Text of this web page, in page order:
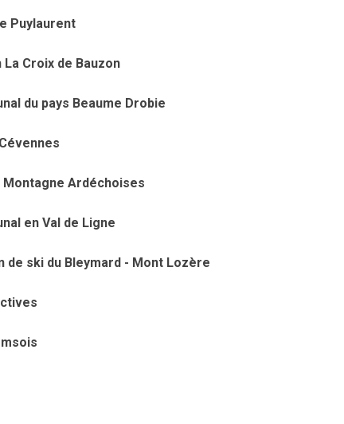
Puylaurent
Croix de Bauzon
du pays Beaume Drobie
Ardéchoises
en Val de Ligne
de ski du Bleymard - Mont Lozère